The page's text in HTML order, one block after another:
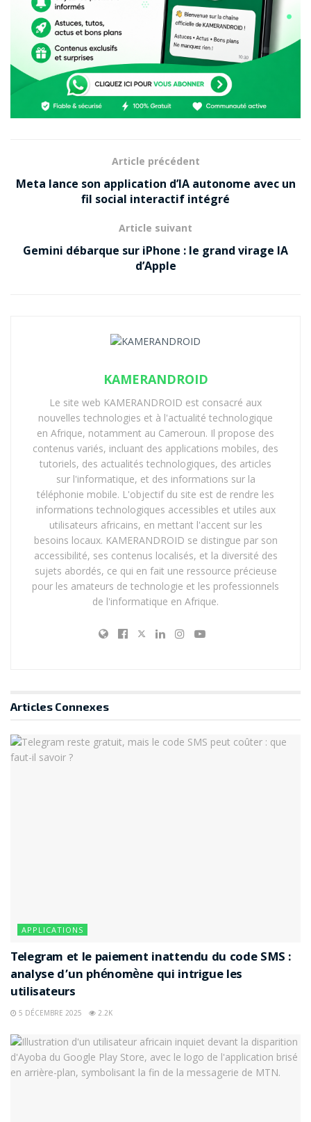
Article précédent
Meta lance son application d’IA autonome avec un
fil social interactif intégré
Article suivant
Gemini débarque sur iPhone : le grand virage IA
d’Apple
KAMERANDROID
Le site web KAMERANDROID est consacré aux
nouvelles technologies et à l'actualité technologique
en Afrique, notamment au Cameroun. Il propose des
contenus variés, incluant des applications mobiles, des
tutoriels, des actualités technologiques, des articles
sur l'informatique, et des informations sur la
téléphonie mobile. L'objectif du site est de rendre les
informations technologiques accessibles et utiles aux
utilisateurs africains, en mettant l'accent sur les
besoins locaux. KAMERANDROID se distingue par son
accessibilité, ses contenus localisés, et la diversité des
sujets abordés, ce qui en fait une ressource précieuse
pour les amateurs de technologie et les professionnels
de l'informatique en Afrique.
Articles Connexes
APPLICATIONS
Telegram et le paiement inattendu du code SMS :
analyse d’un phénomène qui intrigue les
utilisateurs
5 DÉCEMBRE 2025 2.2K